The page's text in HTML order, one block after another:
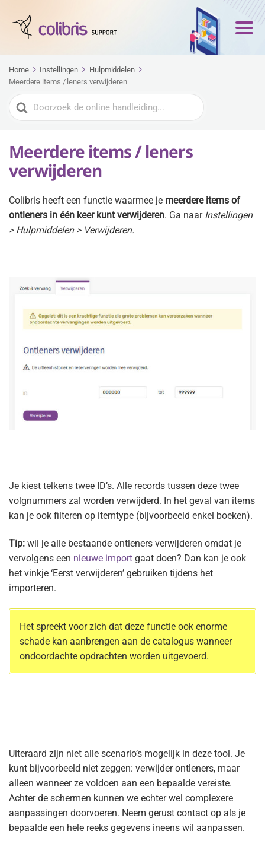
Home Instellingen
Hulpmiddelen
Meerdere items / leners verwijderen
Zoeken
naar
Meerdere items / leners
verwijderen
Colibris heeft een functie waarmee je meerdere items of
ontleners in één keer kunt verwijderen. Ga naar Instellingen
> Hulpmiddelen > Verwijderen.
Je kiest telkens twee ID’s. Alle records tussen deze twee
volgnummers zal worden verwijderd. In het geval van items
kan je ook filteren op itemtype (bijvoorbeeld enkel boeken).
Tip: wil je alle bestaande ontleners verwijderen omdat je
vervolgens een nieuwe import gaat doen? Dan kan je ook
het vinkje ‘Eerst verwijderen’ gebruiken tijdens het
importeren.
Het spreekt voor zich dat deze functie ook enorme
schade kan aanbrengen aan de catalogus wanneer
ondoordachte opdrachten worden uitgevoerd.
Uiteraard zijn niet alle scenario’s mogelijk in deze tool. Je
kunt bijvoorbeeld niet zeggen: verwijder ontleners, maar
alleen wanneer ze voldoen aan een bepaalde vereiste.
Achter de schermen kunnen we echter wel complexere
aanpassingen doorvoeren. Neem gerust contact op als je
bepaalde een hele reeks gegevens ineens wil aanpassen.